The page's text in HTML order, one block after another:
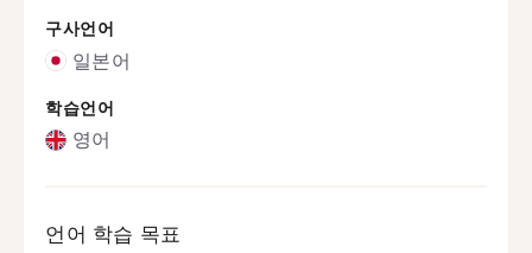
구사언어
일본어
학습언어
영어
언어 학습 목표